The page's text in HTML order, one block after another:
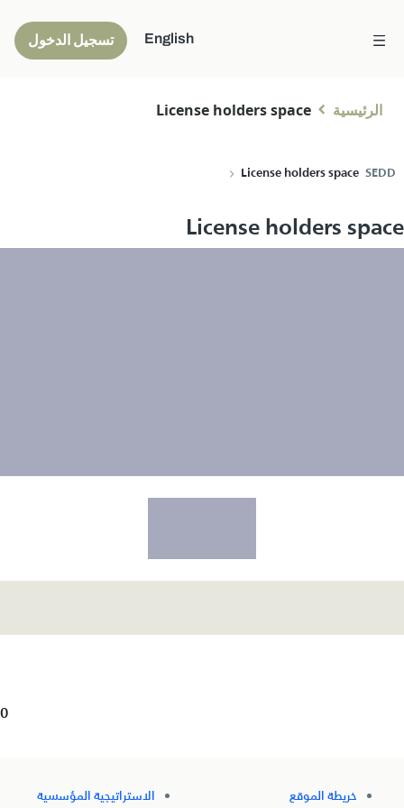
English تسجيل الدخول
الرئيسية License holders space
SEDD
License holders space
License holders space
0
خريطة الموقع الاستراتيجية المؤسسية